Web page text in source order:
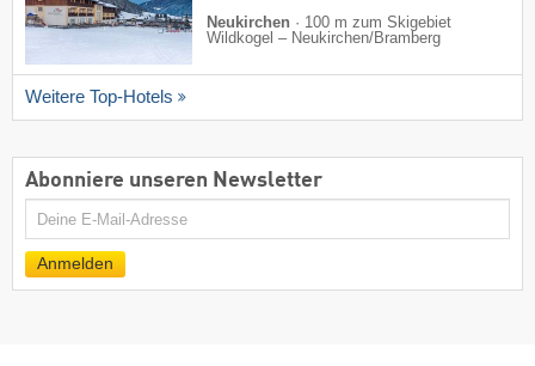
Neukirchen · 100 m zum Skigebiet
Wildkogel – Neukirchen/​Bramberg
Weitere Top-Hotels
Abonniere unseren Newsletter
E-
Anmelden